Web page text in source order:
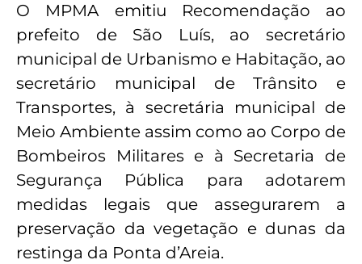
O MPMA emitiu Recomendação ao
prefeito de São Luís, ao secretário
municipal de Urbanismo e Habitação, ao
secretário municipal de Trânsito e
Transportes, à secretária municipal de
Meio Ambiente assim como ao Corpo de
Bombeiros Militares e à Secretaria de
Segurança Pública para adotarem
medidas legais que assegurarem a
preservação da vegetação e dunas da
restinga da Ponta d’Areia.